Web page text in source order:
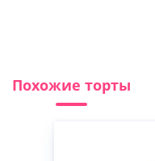
Похожие торты